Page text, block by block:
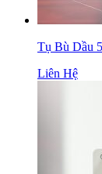
Tụ Bù Dầu
Liên Hệ